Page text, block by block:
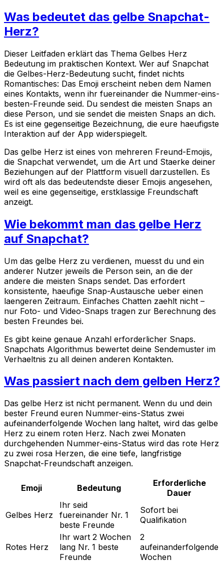
Was bedeutet das gelbe Snapchat-
Herz?
Dieser Leitfaden erklärt das Thema Gelbes Herz
Bedeutung im praktischen Kontext. Wer auf Snapchat
die Gelbes-Herz-Bedeutung sucht, findet nichts
Romantisches: Das Emoji erscheint neben dem Namen
eines Kontakts, wenn ihr fuereinander die Nummer-eins-
besten-Freunde seid. Du sendest die meisten Snaps an
diese Person, und sie sendet die meisten Snaps an dich.
Es ist eine gegenseitige Bezeichnung, die eure haeufigste
Interaktion auf der App widerspiegelt.
Das gelbe Herz ist eines von mehreren Freund-Emojis,
die Snapchat verwendet, um die Art und Staerke deiner
Beziehungen auf der Plattform visuell darzustellen. Es
wird oft als das bedeutendste dieser Emojis angesehen,
weil es eine gegenseitige, erstklassige Freundschaft
anzeigt.
Wie bekommt man das gelbe Herz
auf Snapchat?
Um das gelbe Herz zu verdienen, muesst du und ein
anderer Nutzer jeweils die Person sein, an die der
andere die meisten Snaps sendet. Das erfordert
konsistente, haeufige Snap-Austausche ueber einen
laengeren Zeitraum. Einfaches Chatten zaehlt nicht –
nur Foto- und Video-Snaps tragen zur Berechnung des
besten Freundes bei.
Es gibt keine genaue Anzahl erforderlicher Snaps.
Snapchats Algorithmus bewertet deine Sendemuster im
Verhaeltnis zu all deinen anderen Kontakten.
Was passiert nach dem gelben Herz?
Das gelbe Herz ist nicht permanent. Wenn du und dein
bester Freund euren Nummer-eins-Status zwei
aufeinanderfolgende Wochen lang haltet, wird das gelbe
Herz zu einem roten Herz. Nach zwei Monaten
durchgehenden Nummer-eins-Status wird das rote Herz
zu zwei rosa Herzen, die eine tiefe, langfristige
Snapchat-Freundschaft anzeigen.
Emoji Bedeutung
Erforderliche
Dauer
Gelbes Herz
Ihr seid
fuereinander Nr. 1
beste Freunde
Sofort bei
Qualifikation
Rotes Herz
Ihr wart 2 Wochen
lang Nr. 1 beste
Freunde
2
aufeinanderfolgende
Wochen